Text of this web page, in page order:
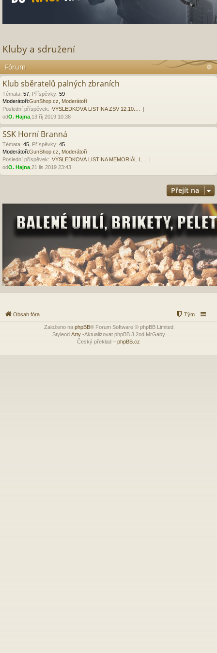
Kluby a sdružení
Fórum
Klub sběratelů palných zbraních
Témata: 57 Příspěvky: 59
Moderátoři:GunShop.cz
Moderátoři
Poslední příspěvek: VÝSLEDKOVÁ LISTINA ZSV 12.10.…
odO. Hajna ,13 říj 2019 10:38
SSK Horní Branná
Témata: 45 Příspěvky: 45
Moderátoři:GunShop.cz
Moderátoři
Poslední příspěvek: VÝSLEDKOVÁ LISTINA MEMORIÁL L…
odO. Hajna ,21 lis 2019 23:43
Přejít na
Obsah fóra Tým
Založeno na phpBB® Forum Software © phpBB Limited
Styleod Arty-Aktualizovat phpBB 3.2od MrGaby
Český překlad – phpBB.cz